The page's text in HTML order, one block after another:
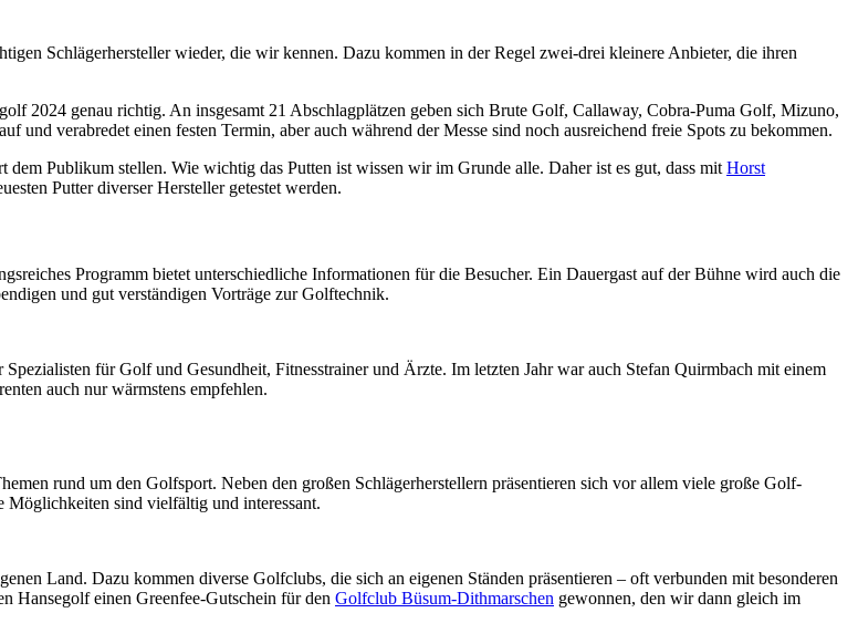
Schlägerhersteller wieder, die wir kennen. Dazu kommen in der Regel zwei-drei kleinere Anbieter, die ihren
2024 genau richtig. An insgesamt 21 Abschlagplätzen geben sich Brute Golf, Callaway, Cobra-Puma Golf, Mizuno,
verabredet einen festen Termin, aber auch während der Messe sind noch ausreichend freie Spots zu bekommen.
Publikum stellen. Wie wichtig das Putten ist wissen wir im Grunde alle. Daher ist es gut, dass mit Horst
Putter diverser Hersteller getestet werden.
Programm bietet unterschiedliche Informationen für die Besucher. Ein Dauergast auf der Bühne wird auch die
und gut verständigen Vorträge zur Golftechnik.
für Golf und Gesundheit, Fitnesstrainer und Ärzte. Im letzten Jahr war auch Stefan Quirmbach mit einem
auch nur wärmstens empfehlen.
rund um den Golfsport. Neben den großen Schlägerherstellern präsentieren sich vor allem viele große Golf-
Möglichkeiten sind vielfältig und interessant.
Land. Dazu kommen diverse Golfclubs, die sich an eigenen Ständen präsentieren – oft verbunden mit besonderen
Hansegolf einen Greenfee-Gutschein für den Golfclub Büsum-Dithmarschen gewonnen, den wir dann gleich im